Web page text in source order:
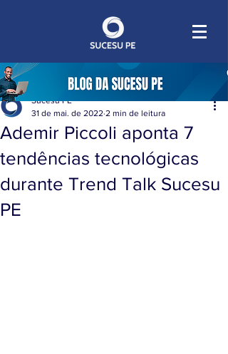
Ademir Piccoli aponta 7
tendências tecnológicas
durante Trend Talk Sucesu
PE
Sucesu PE
31 de mai. de 2022 2 min de leitura